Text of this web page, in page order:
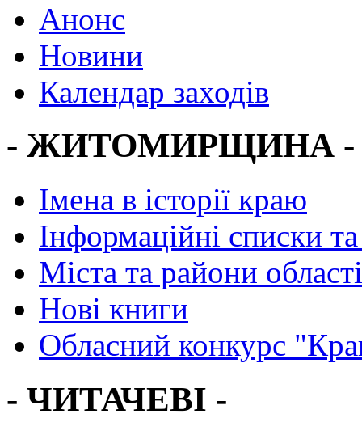
Анонс
Новини
Календар заходів
- ЖИТОМИРЩИНА -
Імена в історії краю
Інформаційні списки
Міста та райони області
Нові книги
Обласний конкурс
- ЧИТАЧЕВІ -